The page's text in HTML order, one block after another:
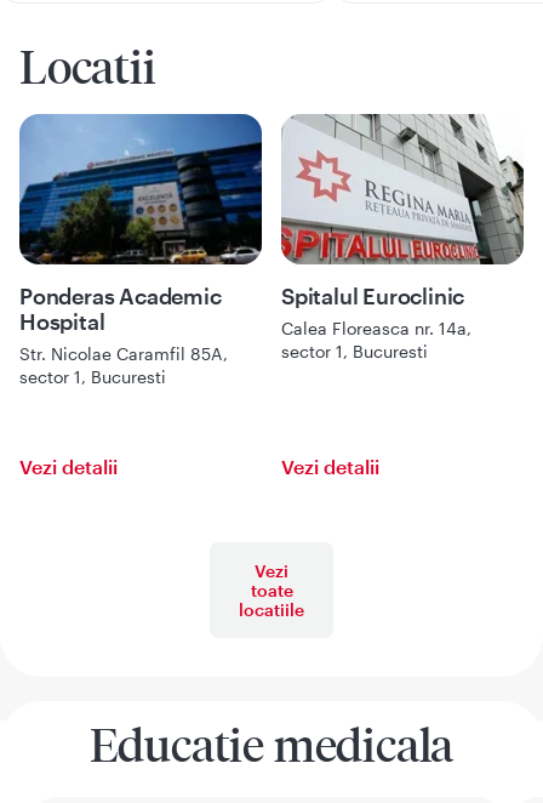
Locatii
Ponderas Academic
Hospital
Str. Nicolae Caramfil 85A,
sector 1, Bucuresti
Vezi detalii
Spitalul Euroclinic
Calea Floreasca nr. 14a,
sector 1, Bucuresti
Vezi detalii
Vezi
toate
locatiile
Educatie medicala